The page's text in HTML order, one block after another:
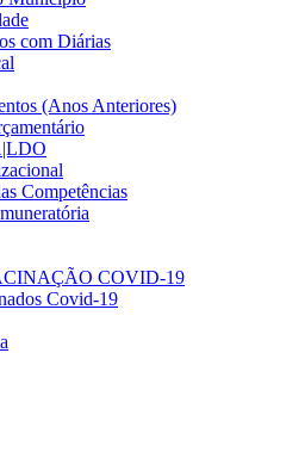
com Diárias
(Anos Anteriores)
Competências
COVID-19
Covid-19